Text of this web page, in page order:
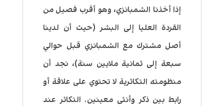
إذا أخذنا الشمبانزي، وهو أقرب فصيل من
القردة العليا إلى البشر (حيث أن لدينا
أصل مشترك مع الشمبانزي قبل حوالي
سبعة إلى ثمانية ملايين سنة)، نجد أن
منظومته التكاثرية لا تحتوي على علاقة أو
رابط بين ذكر وأنثى معينين. التكاثر عند